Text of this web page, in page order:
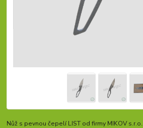
Nůž s pevnou čepelí LIST od firmy MIKOV